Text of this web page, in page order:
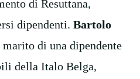
di Resuttana,
dipendenti. Bartolo
di una dipendente
della Italo Belga,